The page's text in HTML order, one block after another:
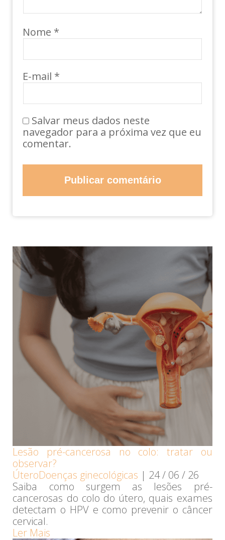
Nome *
E-mail *
Salvar meus dados neste
navegador para a próxima vez que eu
comentar.
Lesão pré-cancerosa no colo: tratar ou
observar?
ÚteroDoenças ginecológicas | 24 / 06 / 26
Saiba como surgem as lesões pré-
cancerosas do colo do útero, quais exames
detectam o HPV e como prevenir o câncer
cervical.
Ler Mais